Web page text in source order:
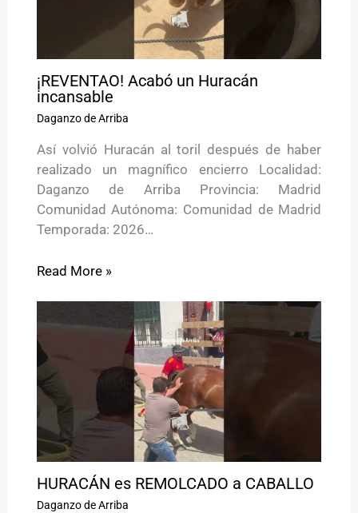
¡REVENTAO! Acabó un Huracán
incansable
Daganzo de Arriba
Así volvió Huracán al toril después de haber
realizado un magnífico encierro Localidad:
Daganzo de Arriba Provincia: Madrid
Comunidad Autónoma: Comunidad de Madrid
Temporada: 2026…
Read More »
HURACÁN es REMOLCADO a CABALLO
Daganzo de Arriba